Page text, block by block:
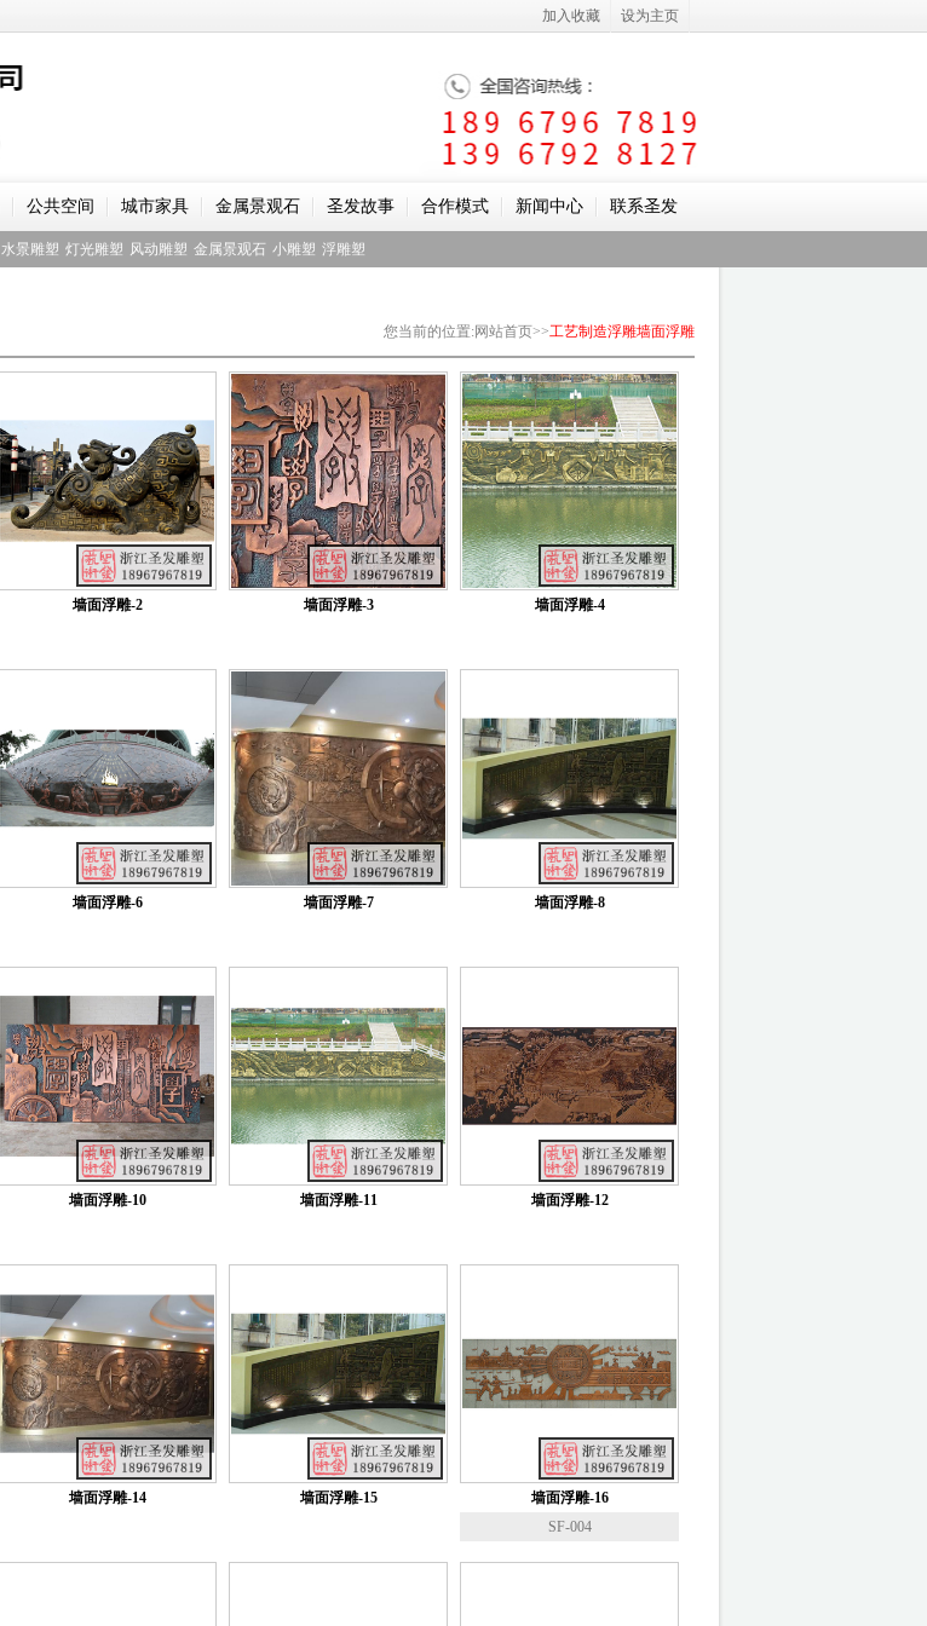
公共空间 城市家具 金属景观石 圣发故事 合作模式 新闻中心 联系圣发
水景雕塑 灯光雕塑 风动雕塑 金属景观石 小雕塑 浮雕塑
您当前的位置:网站首页>>工艺制造浮雕墙面浮雕
墙面浮雕-2 墙面浮雕-3 墙面浮雕-4
墙面浮雕-6 墙面浮雕-7 墙面浮雕-8
墙面浮雕-10 墙面浮雕-11 墙面浮雕-12
墙面浮雕-14 墙面浮雕-15
墙面浮雕-16
SF-004
加入收藏 设为主页